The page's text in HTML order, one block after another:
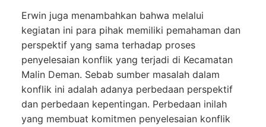
Erwin juga menambahkan bahwa melalui
kegiatan ini para pihak memiliki pemahaman dan
perspektif yang sama terhadap proses
penyelesaian konflik yang terjadi di Kecamatan
Malin Deman. Sebab sumber masalah dalam
konflik ini adalah adanya perbedaan perspektif
dan perbedaan kepentingan. Perbedaan inilah
yang membuat komitmen penyelesaian konflik